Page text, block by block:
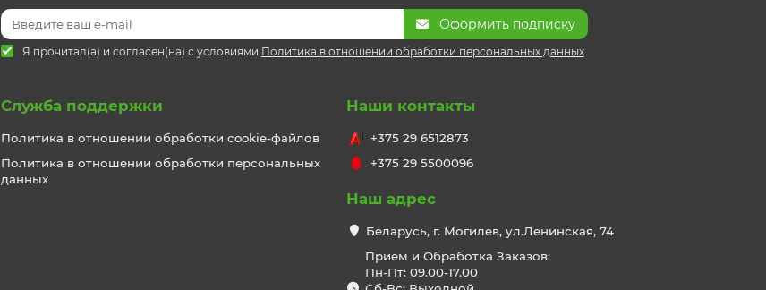
Оформить подписку
Я прочитал(а) и согласен(на) с условиями Политика в отношении обработки персональных данных
Служба поддержки
Политика в отношении обработки cookie-файлов
Политика в отношении обработки персональных
данных
Наши контакты
+375 29 6512873
+375 29 5500096
Наш адрес
Беларусь, г. Могилев, ул.Ленинская, 74
Прием и Обработка Заказов:
Пн-Пт: 09.00-17.00